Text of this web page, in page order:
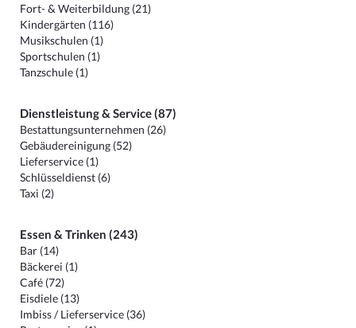
Fort- & Weiterbildung (21)
Kindergärten (116)
Musikschulen (1)
Sportschulen (1)
Tanzschule (1)
Dienstleistung & Service (87)
Bestattungsunternehmen (26)
Gebäudereinigung (52)
Lieferservice (1)
Schlüsseldienst (6)
Taxi (2)
Essen & Trinken (243)
Bar (14)
Bäckerei (1)
Café (72)
Eisdiele (13)
Imbiss / Lieferservice (36)